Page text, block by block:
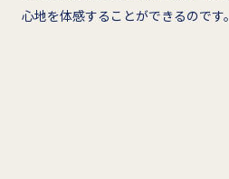
心地を体感することができるのです。